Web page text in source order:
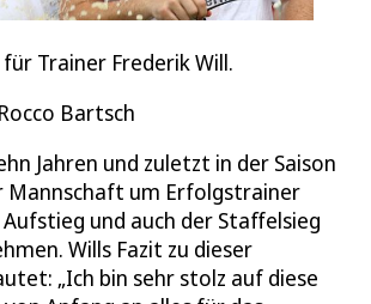
Trainer Frederik Will.
Bartsch
Jahren und zuletzt in der Saison
Mannschaft um Erfolgstrainer
und auch der Staffelsieg
Wills Fazit zu dieser
„Ich bin sehr stolz auf diese